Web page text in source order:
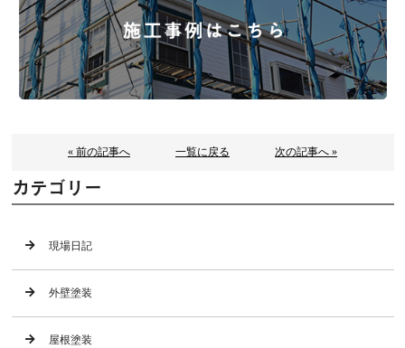
« 前の記事へ 一覧に戻る 次の記事へ »
カテゴリー
現場日記
外壁塗装
屋根塗装